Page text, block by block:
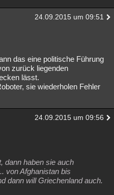
24.09.2015 um 09:51
das eine politische Führung
zurück liegenden
lässt.
sie wiederholen Fehler
24.09.2015 um 09:56
dann haben sie auch
von Afghanistan bis
dann will Griechenland auch.